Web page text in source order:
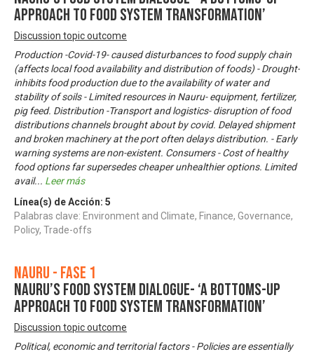
approach to food system transformation’
Discussion topic outcome
Production -Covid-19- caused disturbances to food supply chain
(affects local food availability and distribution of foods) - Drought-
inhibits food production due to the availability of water and
stability of soils - Limited resources in Nauru- equipment, fertilizer,
pig feed. Distribution -Transport and logistics- disruption of food
distributions channels brought about by covid. Delayed shipment
and broken machinery at the port often delays distribution. - Early
warning systems are non-existent. Consumers - Cost of healthy
food options far supersedes cheaper unhealthier options. Limited
avail... Leer más
Línea(s) de Acción: 5
Palabras clave: Environment and Climate, Finance, Governance,
Policy, Trade-offs
Nauru - Fase 1
Nauru’s Food System Dialogue- ‘A bottoms-up
approach to food system transformation’
Discussion topic outcome
Political, economic and territorial factors - Policies are essentially